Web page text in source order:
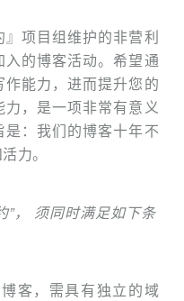
』项目组维护的非营利
的博客活动。希望通
能力，进而提升您的
，是一项非常有意义
：我们的博客十年不
力。
”， 须同时满足如下条
客，需具有独立的域